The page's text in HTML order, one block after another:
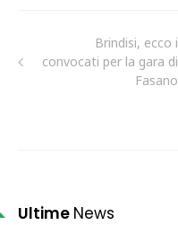
Brindisi, ecco i
convocati per la gara di
Fasano
Ultime News